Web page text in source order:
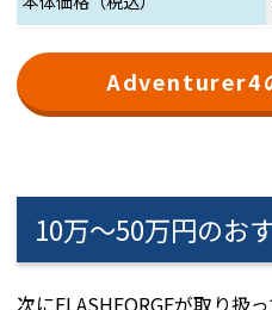
Adventurer4
10万～50万円のお
次にFLASHFORGEが取り扱